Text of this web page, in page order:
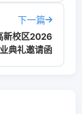
下一篇
新校区2026
典礼邀请函